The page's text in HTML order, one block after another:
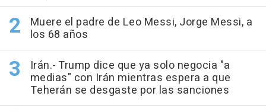
Muere el padre de Leo Messi, Jorge Messi, a
los 68 años
Irán.- Trump dice que ya solo negocia "a
medias" con Irán mientras espera a que
Teherán se desgaste por las sanciones